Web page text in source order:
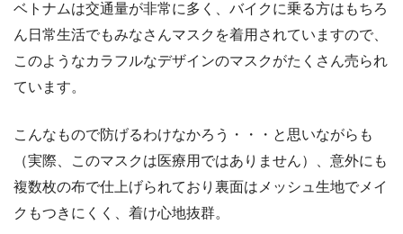
ベトナムは交通量が非常に多く、バイクに乗る方はもちろ
ん日常生活でもみなさんマスクを着用されていますので、
このようなカラフルなデザインのマスクがたくさん売られ
ています。
こんなもので防げるわけなかろう・・・と思いながらも
（実際、このマスクは医療用ではありません）、意外にも
複数枚の布で仕上げられており裏面はメッシュ生地でメイ
クもつきにくく、着け心地抜群。